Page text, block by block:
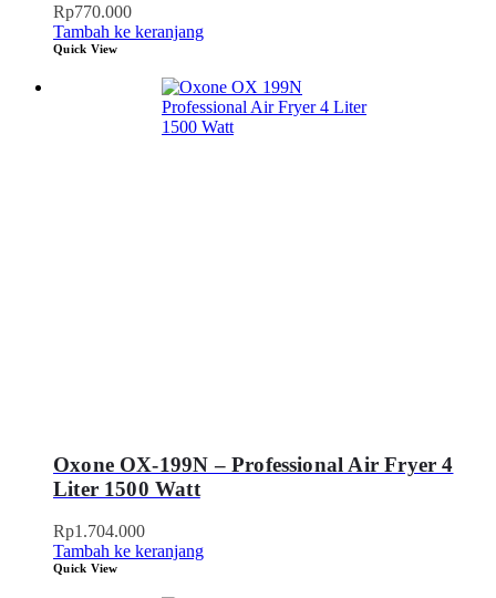
Rp770.000
Tambah ke keranjang
Quick View
Oxone OX-199N – Professional Air Fryer 4
Liter 1500 Watt
Rp1.704.000
Tambah ke keranjang
Quick View